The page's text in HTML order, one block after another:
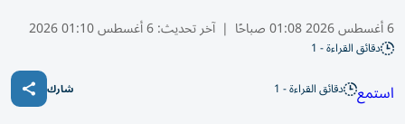
6 أغسطس 2026 01:08 صباحًا | آخر تحديث:6 أغسطس 01:10 2026
دقائق القراءة - 1
استمع دقائق القراءة - 1 شارك